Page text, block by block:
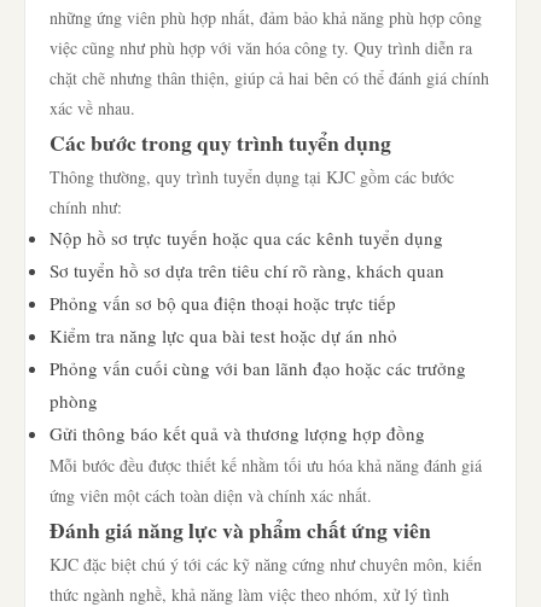
những ứng viên phù hợp nhất, đảm bảo khả năng phù hợp công
việc cũng như phù hợp với văn hóa công ty. Quy trình diễn ra
chặt chẽ nhưng thân thiện, giúp cả hai bên có thể đánh giá chính
xác về nhau.
Các bước trong quy trình tuyển dụng
Thông thường, quy trình tuyển dụng tại KJC gồm các bước
chính như:
Nộp hồ sơ trực tuyến hoặc qua các kênh tuyển dụng
Sơ tuyển hồ sơ dựa trên tiêu chí rõ ràng, khách quan
Phỏng vấn sơ bộ qua điện thoại hoặc trực tiếp
Kiểm tra năng lực qua bài test hoặc dự án nhỏ
Phỏng vấn cuối cùng với ban lãnh đạo hoặc các trưởng
phòng
Gửi thông báo kết quả và thương lượng hợp đồng
Mỗi bước đều được thiết kế nhằm tối ưu hóa khả năng đánh giá
ứng viên một cách toàn diện và chính xác nhất.
Đánh giá năng lực và phẩm chất ứng viên
KJC đặc biệt chú ý tới các kỹ năng cứng như chuyên môn, kiến
thức ngành nghề, khả năng làm việc theo nhóm, xử lý tình